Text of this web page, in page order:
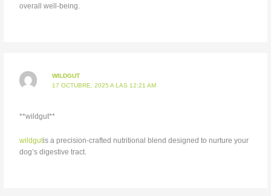
overall well-being.
WILDGUT
17 OCTUBRE, 2025 A LAS 12:21 AM
**wildgut**
wildgutis a precision-crafted nutritional blend designed to nurture your
dog’s digestive tract.